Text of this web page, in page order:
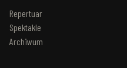
Repertuar
Spektakle
Archiwum